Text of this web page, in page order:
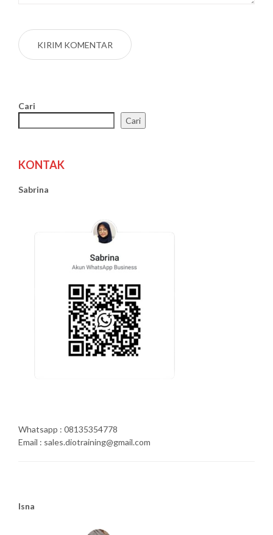
Cari
Cari
KONTAK
Sabrina
Whatsapp : 08135354778
Email : sales.diotraining@gmail.com
Isna